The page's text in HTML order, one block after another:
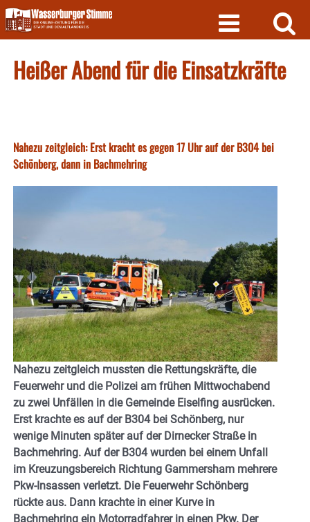
Skip
to
content
Heißer Abend für die Einsatzkräfte
Nahezu zeitgleich: Erst kracht es gegen 17 Uhr auf der B304 bei
Schönberg, dann in Bachmehring
Nahezu zeitgleich mussten die Rettungskräfte, die
Feuerwehr und die Polizei am frühen Mittwochabend
zu zwei Unfällen in die Gemeinde Eiselfing ausrücken.
Erst krachte es auf der B304 bei Schönberg, nur
wenige Minuten später auf der Dirnecker Straße in
Bachmehring. Auf der B304 wurden bei einem Unfall
im Kreuzungsbereich Richtung Gammersham mehrere
Pkw-Insassen verletzt. Die Feuerwehr Schönberg
rückte aus. Dann krachte in einer Kurve in
Bachmehring ein Motorradfahrer in einen Pkw. Der